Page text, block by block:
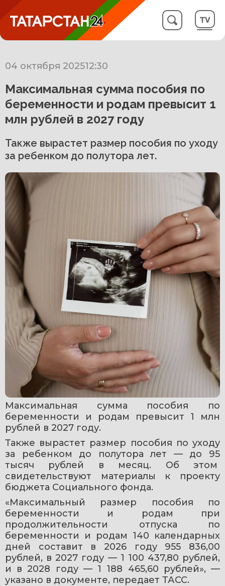
04 октября 202512:30
Максимальная сумма пособия по
беременности и родам превысит 1
млн рублей в 2027 году
Также вырастет размер пособия по уходу
за ребенком до полутора лет.
Максимальная сумма пособия по
беременности и родам превысит 1 млн
рублей в 2027 году.
Также вырастет размер пособия по уходу
за ребенком до полутора лет — до 95
тысяч рублей в месяц. Об этом
свидетельствуют материалы к проекту
бюджета Социального фонда.
«Максимальный размер пособия по
беременности и родам при
продолжительности отпуска по
беременности и родам 140 календарных
дней составит в 2026 году 955 836,00
рублей, в 2027 году — 1 100 437,80 рублей,
и в 2028 году — 1 188 465,60 рублей», —
указано в документе, передает ТАСС.